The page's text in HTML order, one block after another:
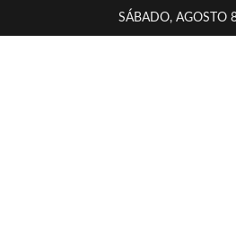
SÁBADO, AGOSTO